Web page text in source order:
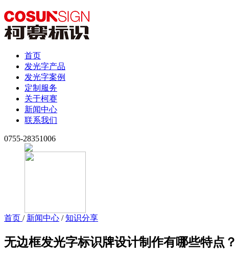
首页
发光字产品
发光字案例
定制服务
关于柯赛
新闻中心
联系我们
0755-28351006
首页 / 新闻中心 /知识分享
无边框发光字标识牌设计制作有哪些特点？